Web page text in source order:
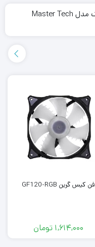
کیس کامپیوتر مسترتک مدل Master Tech
فن کیس گرین GF120-RGB
1,614,000 تومان